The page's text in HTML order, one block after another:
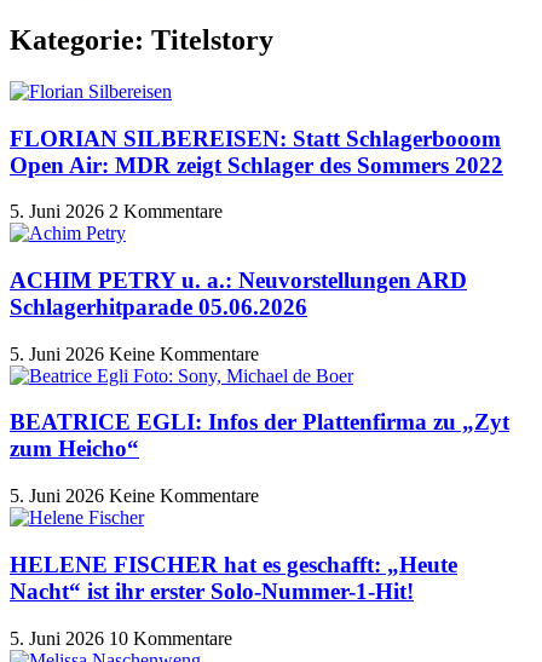
Kategorie: Titelstory
FLORIAN SILBEREISEN: Statt Schlagerbooom
Open Air: MDR zeigt Schlager des Sommers 2022
5. Juni 2026 2 Kommentare
ACHIM PETRY u. a.: Neuvorstellungen ARD
Schlagerhitparade 05.06.2026
5. Juni 2026 Keine Kommentare
BEATRICE EGLI: Infos der Plattenfirma zu „Zyt
zum Heicho“
5. Juni 2026 Keine Kommentare
HELENE FISCHER hat es geschafft: „Heute
Nacht“ ist ihr erster Solo-Nummer-1-Hit!
5. Juni 2026 10 Kommentare